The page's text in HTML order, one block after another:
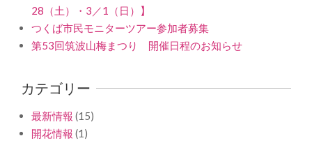
28（土）・3／1（日）】
つくば市民モニターツアー参加者募集
第53回筑波山梅まつり 開催日程のお知らせ
カテゴリー
最新情報 (15)
開花情報 (1)